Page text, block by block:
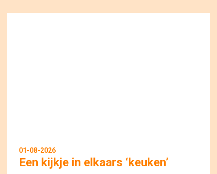
01-08-2026
Een kijkje in elkaars ‘keuken’